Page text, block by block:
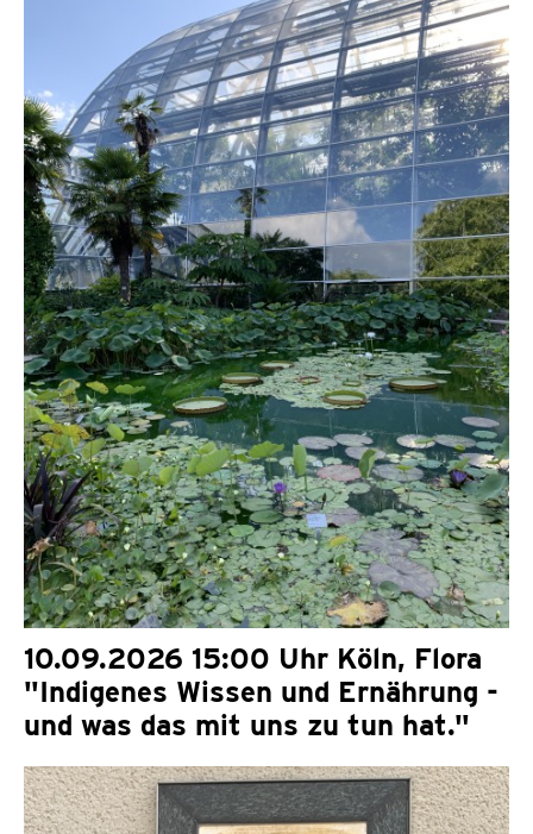
10.09.2026 15:00 Uhr Köln, Flora
"Indigenes Wissen und Ernährung -
und was das mit uns zu tun hat."